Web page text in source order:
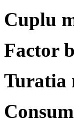
Cuplu
Factor
Turatia